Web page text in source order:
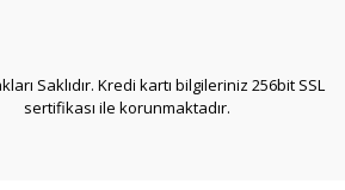
Saklıdır. Kredi kartı bilgileriniz 256bit SSL
sertifikası ile korunmaktadır.